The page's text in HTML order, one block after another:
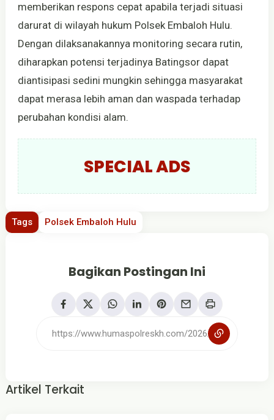
memberikan respons cepat apabila terjadi situasi
darurat di wilayah hukum Polsek Embaloh Hulu.
Dengan dilaksanakannya monitoring secara rutin,
diharapkan potensi terjadinya Batingsor dapat
diantisipasi sedini mungkin sehingga masyarakat
dapat merasa lebih aman dan waspada terhadap
perubahan kondisi alam.
SPECIAL ADS
Tags Polsek Embaloh Hulu
Bagikan Postingan Ini
Artikel Terkait